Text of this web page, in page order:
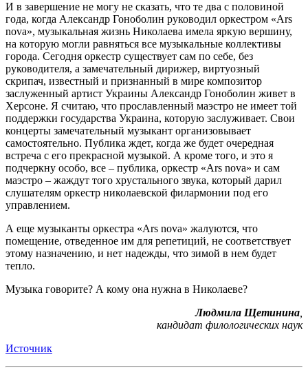
И в завершение не могу не сказать, что те два с половиной
года, когда Александр Гоноболин руководил оркестром «Ars
nova», музыкальная жизнь Николаева имела яркую вершину,
на которую могли равняться все музыкальные коллективы
города. Сегодня оркестр существует сам по себе, без
руководителя, а замечательный дирижер, виртуозный
скрипач, известный и признанный в мире композитор
заслуженный артист Украины Александр Гоноболин живет в
Херсоне. Я считаю, что прославленный маэстро не имеет той
поддержки государства Украина, которую заслуживает. Свои
концерты замечательный музыкант организовывает
самостоятельно. Публика ждет, когда же будет очередная
встреча с его прекрасной музыкой. А кроме того, и это я
подчеркну особо, все – публика, оркестр «Ars nova» и сам
маэстро – жаждут того хрустального звука, который дарил
слушателям оркестр николаевской филармонии под его
управлением.
А еще музыканты оркестра «Ars nova» жалуются, что
помещение, отведенное им для репетиций, не соответствует
этому назначению, и нет надежды, что зимой в нем будет
тепло.
Музыка говорите? А кому она нужна в Николаеве?
Людмила Щетинина,
кандидат филологических наук
Источник